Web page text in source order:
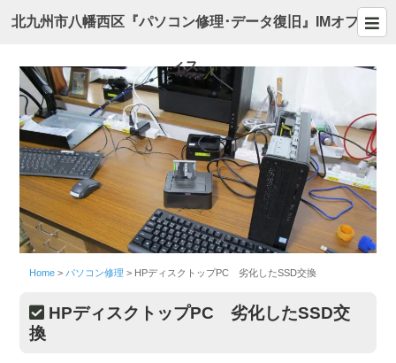
北九州市八幡西区『パソコン修理･データ復旧』IMオフ
ィス
Home > パソコン修理 > HPディスクトップPC 劣化したSSD交換
HPディスクトップPC 劣化したSSD交
換